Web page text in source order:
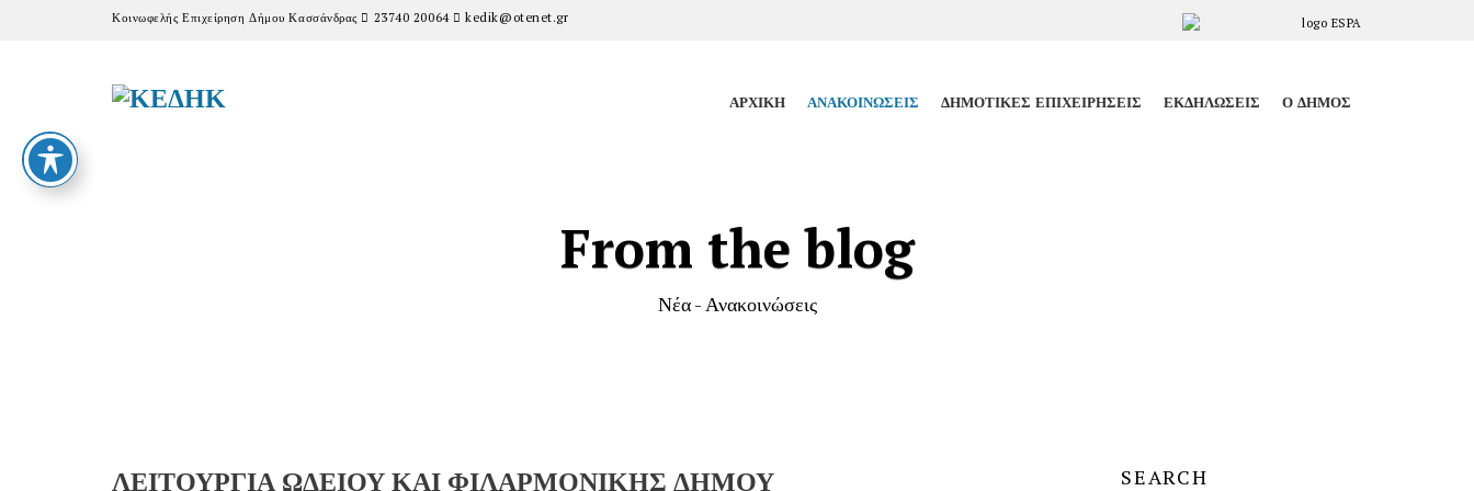
Κοινωφελής Επιχείρηση Δήμου Κασσάνδρας 23740 20064 kedik@otenet.gr
ΑΡΧΙΚΉ ΑΝΑΚΟΙΝΏΣΕΙΣ ΔΗΜΟΤΙΚΈΣ ΕΠΙΧΕΙΡΉΣΕΙΣ ΕΚΔΗΛΏΣΕΙΣ Ο ΔΉΜΟΣ
From the blog
Νέα - Ανακοινώσεις
ΛΕΙΤΟΥΡΓΙΑ ΩΔΕΙΟΥ ΚΑΙ ΦΙΛΑΡΜΟΝΙΚΗΣ ΔΗΜΟΥ
SEARCH